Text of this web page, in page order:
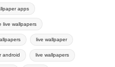
apps
live wallpapers
live wallpaper
android live wallpapers